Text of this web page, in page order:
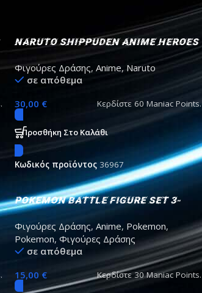
Naruto Shippuden Anime Heroes
– Sasuke (ver. Taka) Action
Figure
Φιγούρες Δράσης, Anime, Naruto
σε απόθεμα
30,00 € Κερδίστε 60 Maniac Points.
Προσθήκη Στο Καλάθι
Κωδικός προϊόντος 36967
Pokemon Battle Figure Set 3-
Pack Pikachu #8 Perrserker
Hawlucha 5cm
Φιγούρες Δράσης, Anime, Pokemon,
Pokemon, Φιγούρες Δράσης
σε απόθεμα
15,00 € Κερδίστε30Maniac Points.